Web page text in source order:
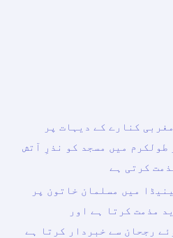
کنارے کے دیہات پر
طولکرم میں مسجد کو نذرِ آتش
کرتی ہے
میں مسلمان خاتون پر
مذمت کرتا ہے اور
رجحان سے خبردار کرتا ہے